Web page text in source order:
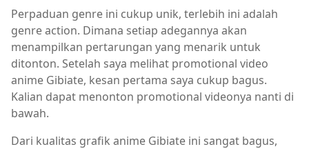
Perpaduan genre ini cukup unik, terlebih ini adalah
genre action. Dimana setiap adegannya akan
menampilkan pertarungan yang menarik untuk
ditonton. Setelah saya melihat promotional video
anime Gibiate, kesan pertama saya cukup bagus.
Kalian dapat menonton promotional videonya nanti di
bawah.
Dari kualitas grafik anime Gibiate ini sangat bagus,